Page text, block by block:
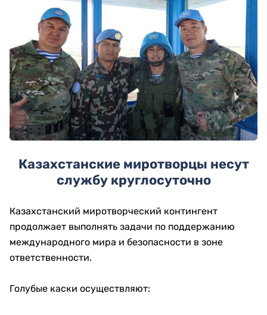
Казахстанские миротворцы несут
службу круглосуточно
Казахстанский миротворческий контингент
продолжает выполнять задачи по поддержанию
международного мира и безопасности в зоне
ответственности.
Голубые каски осуществляют: